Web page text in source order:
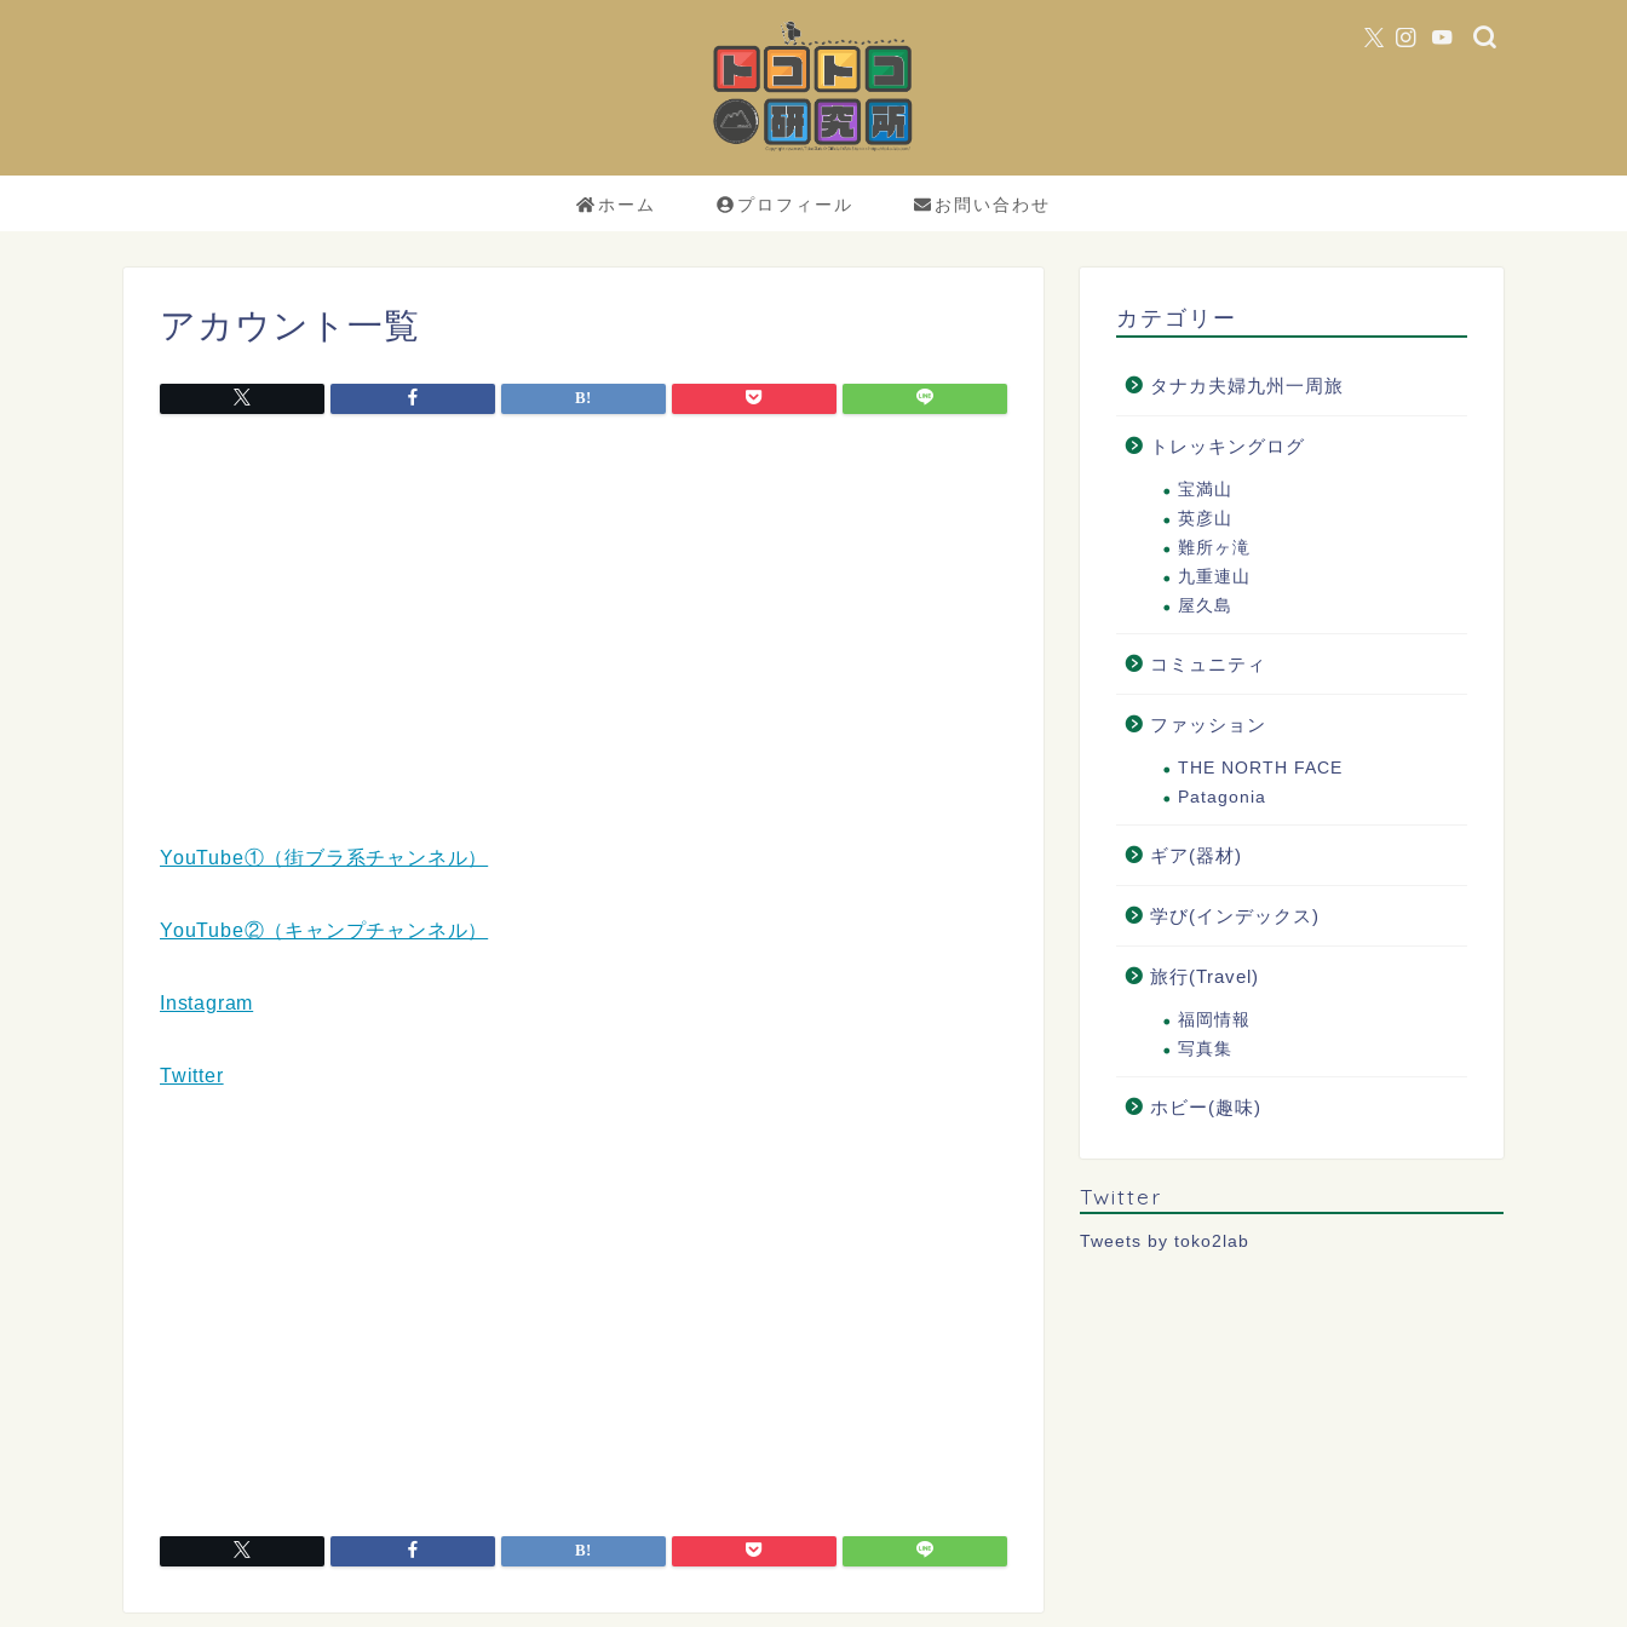
ホーム プロフィール お問い合わせ
アカウント一覧
YouTube①（街ブラ系チャンネル）
YouTube②（キャンプチャンネル）
Instagram
Twitter
カテゴリー
タナカ夫婦九州一周旅
トレッキングログ
宝満山
英彦山
難所ヶ滝
九重連山
屋久島
コミュニティ
ファッション
THE NORTH FACE
Patagonia
ギア(器材)
学び(インデックス)
旅行(Travel)
福岡情報
写真集
ホビー(趣味)
Twitter
Tweets by toko2lab